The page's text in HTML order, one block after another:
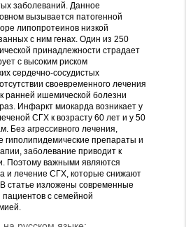
заболеваний. Данное
вызывается патогенной
липопротеинов низкой
с ним генах. Один из 250
принадлежности страдает
с высоким риском
сердечно-сосудистых
своевременного лечения
ранней ишемической болезни
Инфаркт миокарда возникает у
СГХ к возрасту 60 лет и у 50
Без агрессивного лечения,
гиполипидемические препараты и
заболевание приводит к
Поэтому важными являются
и лечение СГХ, которые снижают
статье изложены современные
с семейной